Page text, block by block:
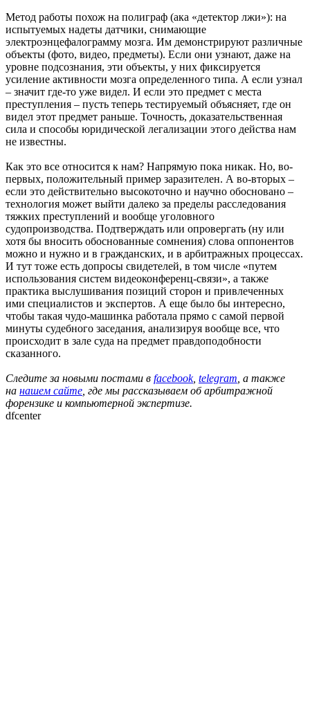
Метод работы похож на полиграф (ака «детектор лжи»): на
испытуемых надеты датчики, снимающие
электроэнцефалограмму мозга. Им демонстрируют различные
объекты (фото, видео, предметы). Если они узнают, даже на
уровне подсознания, эти объекты, у них фиксируется
усиление активности мозга определенного типа. А если узнал
– значит где-то уже видел. И если это предмет с места
преступления – пусть теперь тестируемый объясняет, где он
видел этот предмет раньше. Точность, доказательственная
сила и способы юридической легализации этого действа нам
не известны.
Как это все относится к нам? Напрямую пока никак. Но, во-
первых, положительный пример заразителен. А во-вторых –
если это действительно высокоточно и научно обосновано –
технология может выйти далеко за пределы расследования
тяжких преступлений и вообще уголовного
судопроизводства. Подтверждать или опровергать (ну или
хотя бы вносить обоснованные сомнения) слова оппонентов
можно и нужно и в гражданских, и в арбитражных процессах.
И тут тоже есть допросы свидетелей, в том числе «путем
использования систем видеоконференц-связи», а также
практика выслушивания позиций сторон и привлеченных
ими специалистов и экспертов. А еще было бы интересно,
чтобы такая чудо-машинка работала прямо с самой первой
минуты судебного заседания, анализируя вообще все, что
происходит в зале суда на предмет правдоподобности
сказанного.
Следите за новыми постами в facebook, telegram , а также
на нашем сайте , где мы рассказываем об арбитражной
форензике и компьютерной экспертизе.
dfcenter